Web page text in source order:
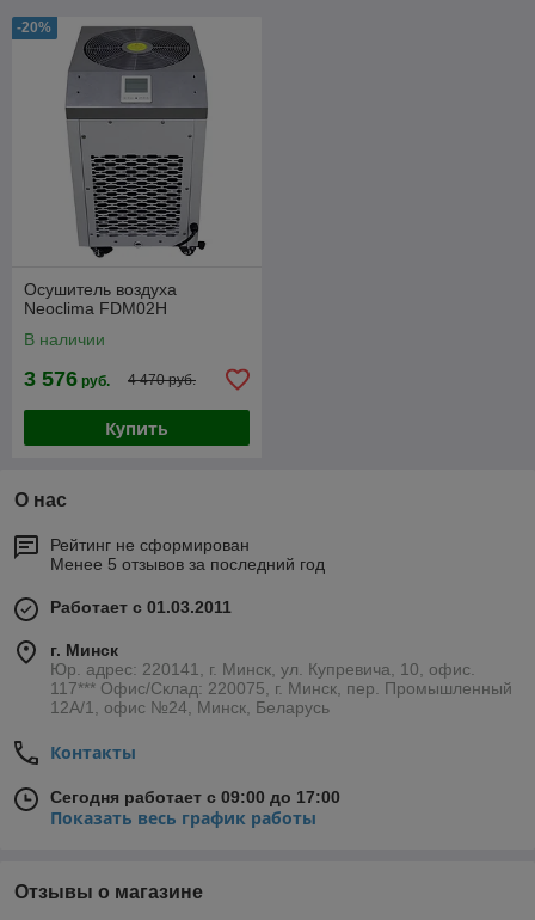
-20%
Осушитель воздуха
Neoclima FDM02H
В наличии
3 576 руб. 4 470 руб.
Купить
О нас
Рейтинг не сформирован
Менее 5 отзывов за последний год
Работает с 01.03.2011
г. Минск
Юр. адрес: 220141, г. Минск, ул. Купревича, 10, офис.
117*** Офис/Склад: 220075, г. Минск, пер. Промышленный
12А/1, офис №24, Минск, Беларусь
Контакты
Сегодня работает с 09:00 до 17:00
Показать весь график работы
Отзывы о магазине